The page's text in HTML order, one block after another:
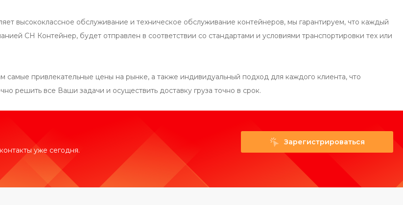
высококлассное обслуживание и техническое обслуживание контейнеров, мы гарантируем, что каждый
СН Контейнер, будет отправлен в соответствии со стандартами и условиями транспортировки тех или
самые привлекательные цены на рынке, а также индивидуальный подход для каждого клиента, что
решить все Ваши задачи и осуществить доставку груза точно в срок.
уже сегодня.
Зарегистрироваться